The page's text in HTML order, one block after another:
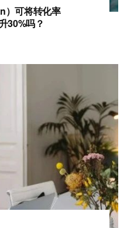
）可将转化率
30%吗？